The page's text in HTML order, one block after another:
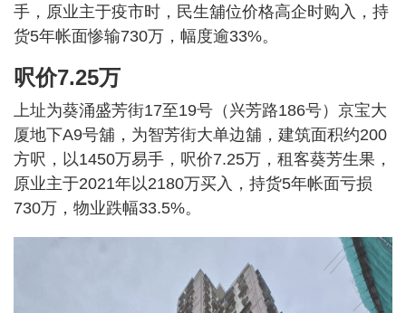
手，原业主于疫市时，民生舖位价格高企时购入，持
货5年帐面惨输730万，幅度逾33%。
呎价7.25万
上址为葵涌盛芳街17至19号（兴芳路186号）京宝大
厦地下A9号舖，为智芳街大单边舖，建筑面积约200
方呎，以1450万易手，呎价7.25万，租客葵芳生果，
原业主于2021年以2180万买入，持货5年帐面亏损
730万，物业跌幅33.5%。